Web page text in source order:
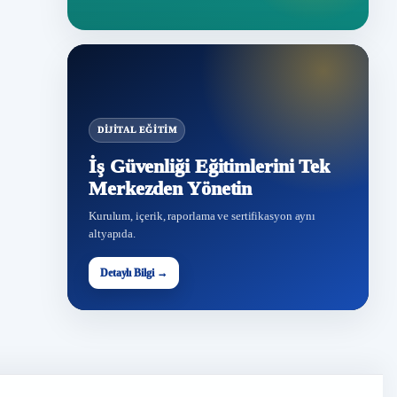
DIJITAL EĞITIM
İş Güvenliği Eğitimlerini Tek
Merkezden Yönetin
Kurulum, içerik, raporlama ve sertifikasyon aynı
altyapıda.
Detaylı Bilgi →